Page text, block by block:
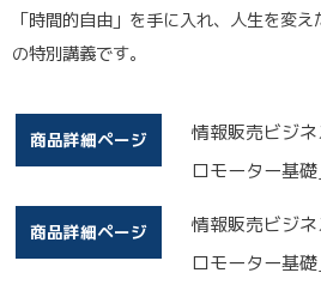
「時間的自由」を手に入れ、人生を変
の特別講義です。
商品詳細ページ
情報販売ビジ
ロモーター基礎
商品詳細ページ
情報販売ビジ
ロモーター基礎